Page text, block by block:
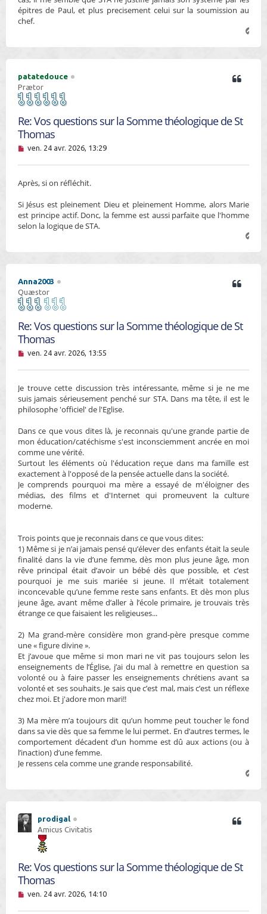
épitres de Paul, et plus precisement celui sur la soumission au
chef.
u
patatedouce
Prætor
Re: Vos questions sur la Somme théologique de St
Thomas
M
a
e
n
o
n
ven. 24 avr. 2026, 13:29
Après, si on réfléchit.
Si Jésus est pleinement Dieu et pleinement Homme, alors Marie
est principe actif. Donc, la femme est aussi parfaite que l'homme
selon la logique de STA.
u
Anna2003
Quæstor
Re: Vos questions sur la Somme théologique de St
Thomas
M
a
g
e
n
n
l
u
ven. 24 avr. 2026, 13:55
Je trouve cette discussion très intéressante, même si je ne me
suis jamais sérieusement penché sur STA. Dans ma tête, il est le
philosophe 'officiel' de l'Eglise.
Dans ce que vous dites là, je reconnais qu'une grande partie de
mon éducation/catéchisme s'est inconsciemment ancrée en moi
comme une vérité.
Surtout les éléments où l'éducation reçue dans ma famille est
exactement à l'opposé de la pensée actuelle dans la société.
Je comprends pourquoi ma mère a essayé de m'éloigner des
médias, des films et d'Internet qui promeuvent la culture
moderne.
Trois points que je reconnais dans ce que vous dites:
1) Même si je n’ai jamais pensé qu’élever des enfants était la seule
finalité dans la vie d’une femme, dès mon plus jeune âge, mon
rêve principal était d’avoir un bébé dès que possible, et c’est
pourquoi je me suis mariée si jeune. Il m’était totalement
inconcevable qu’une femme reste sans enfants. Et dès mon plus
jeune âge, avant même d’aller à l’école primaire, je trouvais très
étrange ce que faisaient les religieuses...
2) Ma grand-mère considère mon grand-père presque comme
une « figure divine ».
Et j’avoue que même si mon mari ne vit pas toujours selon les
enseignements de l’Église, j’ai du mal à remettre en question sa
volonté ou à faire passer les enseignements chrétiens avant sa
volonté et ses souhaits. Je sais que c’est mal, mais c’est un réflexe
chez moi. Et j'adore mon mari!!
3) Ma mère m’a toujours dit qu’un homme peut toucher le fond
dans sa vie dès que sa femme le lui permet. En d’autres termes, le
comportement décadent d’un homme est dû aux actions (ou à
l’inaction) d’une femme.
Je ressens cela comme une grande responsabilité.
prodigal
Amicus Civitatis
Re: Vos questions sur la Somme théologique de St
Thomas
M
ven. 24 avr. 2026, 14:10